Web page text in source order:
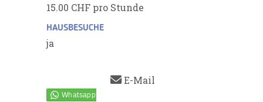
15.00 CHF pro Stunde
HAUSBESUCHE
ja
E-Mail